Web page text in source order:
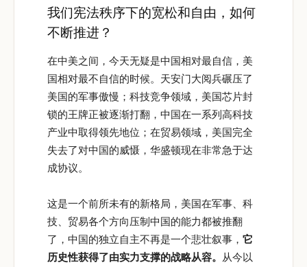
我们宪法秩序下的宽松和自由，如何
不断推进？
在中美之间，今天无疑是中国相对最自信，美
国相对最不自信的时候。天安门大阅兵碾压了
美国的军事傲慢；科技竞争领域，美国芯片封
锁的王牌正被逐渐打翻，中国在一系列高科技
产业中取得领先地位；在贸易领域，美国完全
失去了对中国的威慑，华盛顿现在非常急于达
成协议。
这是一个前所未有的新格局，美国在军事、科
技、贸易各个方向压制中国的能力都被推翻
了，中国的独立自主不再是一个悲壮叙事， 它
历史性获得了由实力支撑的战略从容。
从今以